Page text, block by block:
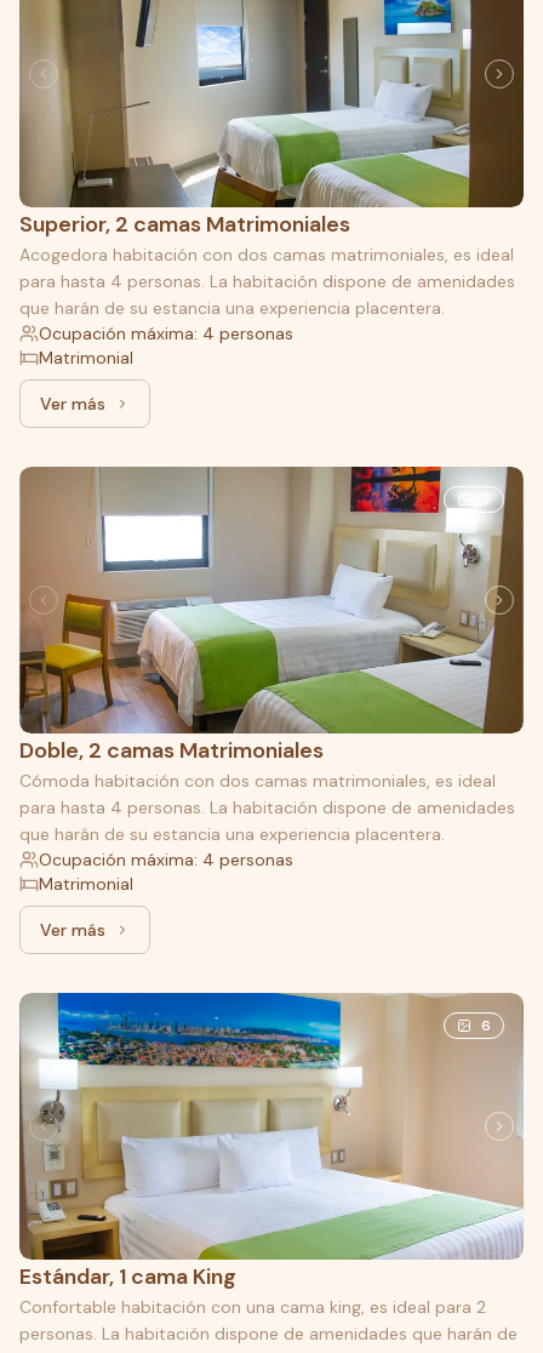
Superior, 2 camas Matrimoniales
Acogedora habitación con dos camas matrimoniales, es ideal
para hasta 4 personas. La habitación dispone de amenidades
que harán de su estancia una experiencia placentera.
Ocupación máxima: 4 personas
Matrimonial
Ver másVer más: Superior, 2 camas Matrimoniales
7
Doble, 2 camas Matrimoniales
Cómoda habitación con dos camas matrimoniales, es ideal
para hasta 4 personas. La habitación dispone de amenidades
que harán de su estancia una experiencia placentera.
Ocupación máxima: 4 personas
Matrimonial
Ver másVer más: Doble, 2 camas Matrimoniales
6
Estándar, 1 cama King
Confortable habitación con una cama king, es ideal para 2
personas. La habitación dispone de amenidades que harán de